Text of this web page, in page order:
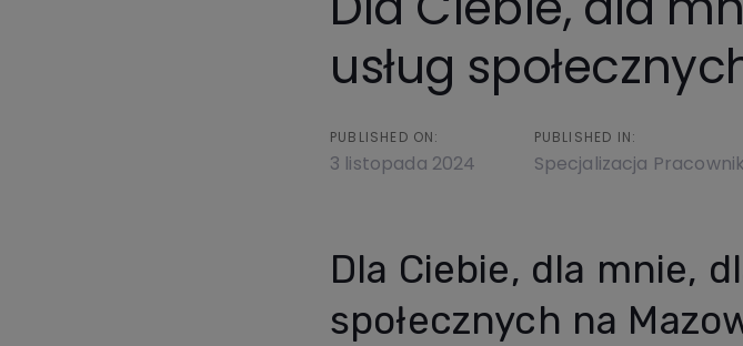
usług
PUBLISHED ON:
3 listopada 2024
PUBLISHED IN:
Specjalizacja
Dla Ciebie, dla mnie,
społecznych na